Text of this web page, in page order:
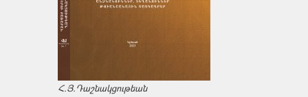
Հ.Յ.Դաշնակցութեան